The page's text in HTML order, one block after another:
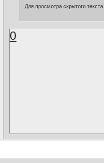
Для просмотра скрытого
0